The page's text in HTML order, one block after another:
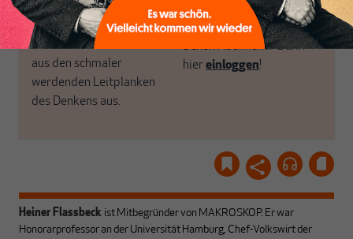
Recherchen, ihrem Wissen
und ihrem Enthusiasmus.
Gemeinsam scheren wir
aus den schmaler
werdenden Leitplanken
des Denkens aus.
MAKROSKOP
Schon Abonnent? Dann
hiereinloggen!
Heiner Flassbeck ist Mitbegründer von MAKROSKOP. Er war
Honorarprofessor an der Universität Hamburg, Chef-Volkswirt der